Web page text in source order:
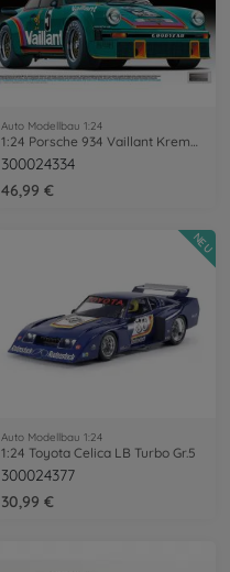
Auto Modellbau 1:24
1:24 Porsche 934 Vaillant Kremer Racing
300024334
46,99 €
Auto Modellbau 1:24
1:24 Toyota Celica LB Turbo Gr.5
300024377
30,99 €
NEU